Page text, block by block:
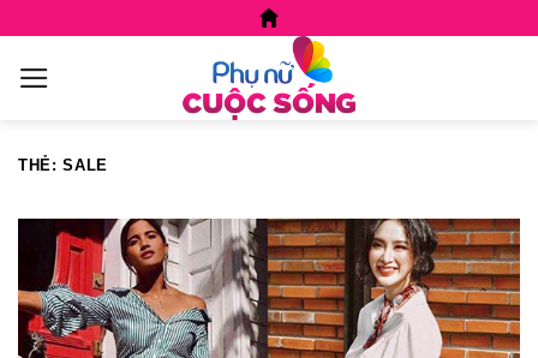
content
THẺ:SALE